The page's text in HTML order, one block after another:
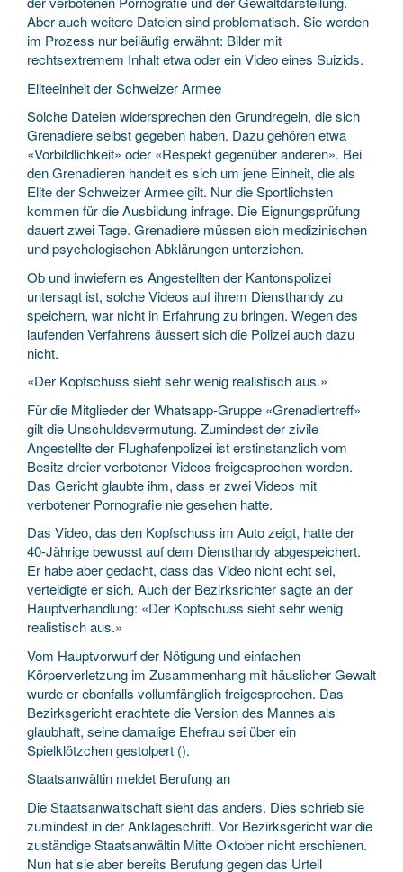
Aber auch weitere Dateien sind problematisch. Sie werden
im Prozess nur beiläufig erwähnt: Bilder mit
rechtsextremem Inhalt etwa oder ein Video eines Suizids.
Eliteeinheit der Schweizer Armee
Solche Dateien widersprechen den Grundregeln, die sich
Grenadiere selbst gegeben haben. Dazu gehören etwa
«Vorbildlichkeit» oder «Respekt gegenüber anderen». Bei
den Grenadieren handelt es sich um jene Einheit, die als
Elite der Schweizer Armee gilt. Nur die Sportlichsten
kommen für die Ausbildung infrage. Die Eignungsprüfung
dauert zwei Tage. Grenadiere müssen sich medizinischen
und psychologischen Abklärungen unterziehen.
Ob und inwiefern es Angestellten der Kantonspolizei
untersagt ist, solche Videos auf ihrem Diensthandy zu
speichern, war nicht in Erfahrung zu bringen. Wegen des
laufenden Verfahrens äussert sich die Polizei auch dazu
nicht.
«Der Kopfschuss sieht sehr wenig realistisch aus.»
Für die Mitglieder der Whatsapp-Gruppe «Grenadiertreff»
gilt die Unschuldsvermutung. Zumindest der zivile
Angestellte der Flughafenpolizei ist erstinstanzlich vom
Besitz dreier verbotener Videos freigesprochen worden.
Das Gericht glaubte ihm, dass er zwei Videos mit
verbotener Pornografie nie gesehen hatte.
Das Video, das den Kopfschuss im Auto zeigt, hatte der
40-Jährige bewusst auf dem Diensthandy abgespeichert.
Er habe aber gedacht, dass das Video nicht echt sei,
verteidigte er sich. Auch der Bezirksrichter sagte an der
Hauptverhandlung: «Der Kopfschuss sieht sehr wenig
realistisch aus.»
Vom Hauptvorwurf der Nötigung und einfachen
Körperverletzung im Zusammenhang mit häuslicher Gewalt
wurde er ebenfalls vollumfänglich freigesprochen. Das
Bezirksgericht erachtete die Version des Mannes als
glaubhaft, seine damalige Ehefrau sei über ein
Spielklötzchen gestolpert ().
Staatsanwältin meldet Berufung an
Die Staatsanwaltschaft sieht das anders. Dies schrieb sie
zumindest in der Anklageschrift. Vor Bezirksgericht war die
zuständige Staatsanwältin Mitte Oktober nicht erschienen.
Nun hat sie aber bereits Berufung gegen das Urteil